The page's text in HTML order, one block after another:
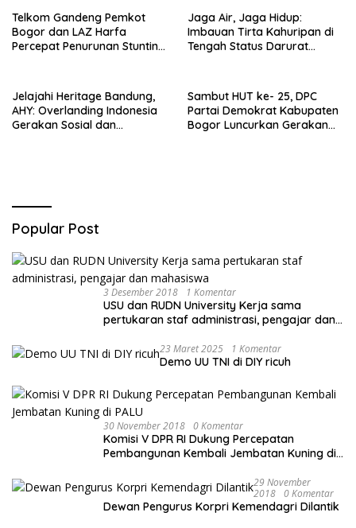
Alan Surawijaya
Telkom Gandeng Pemkot
Bogor dan LAZ Harfa
Percepat Penurunan Stunting
Jaga Air, Jaga Hidup:
Imbauan Tirta Kahuripan di
Tengah Status Darurat
Jelajahi Heritage Bandung,
AHY: Overlanding Indonesia
Gerakan Sosial dan
Sambut HUT ke- 25, DPC
Partai Demokrat Kabupaten
Bogor Luncurkan Gerakan
Popular Post
3 Desember 2018 1 Komentar
USU dan RUDN University Kerja sama
pertukaran staf administrasi, pengajar dan
23 Maret 2025 1 Komentar
Demo UU TNI di DIY ricuh
30 November 2018 0 Komentar
Komisi V DPR RI Dukung Percepatan
Pembangunan Kembali Jembatan Kuning di
29 November
2018 0 Komentar
Dewan Pengurus Korpri Kemendagri Dilantik